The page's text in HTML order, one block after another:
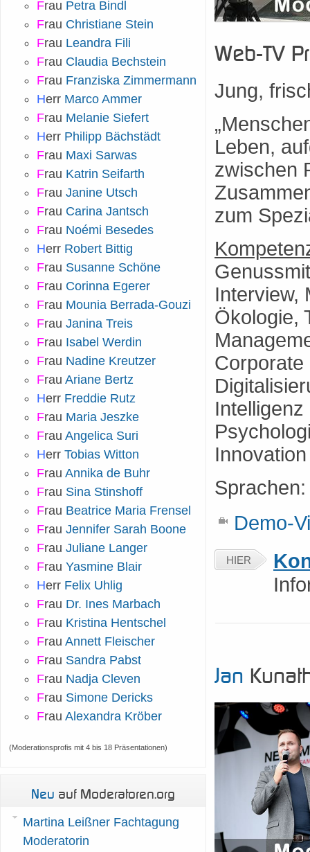
Web-TV
Jung,
Leben,
zwischen
zum
Interview,
Ökologie,
Corporate
Innovation
Demo-
HIER
Jan
Frau Petra Bindl
Frau Christiane Stein
Frau Leandra Fili
Frau Claudia Bechstein
Frau Franziska Zimmermann
Herr Marco Ammer
Frau Melanie Siefert
Herr Philipp Bächstädt
Frau Maxi Sarwas
Frau Katrin Seifarth
Frau Janine Utsch
Frau Carina Jantsch
Frau Noémi Besedes
Herr Robert Bittig
Frau Susanne Schöne
Frau Corinna Egerer
Frau Mounia Berrada-Gouzi
Frau Janina Treis
Frau Isabel Werdin
Frau Nadine Kreutzer
Frau Ariane Bertz
Herr Freddie Rutz
Frau Maria Jeszke
Frau Angelica Suri
Herr Tobias Witton
Frau Annika de Buhr
Frau Sina Stinshoff
Frau Beatrice Maria Frensel
Frau Jennifer Sarah Boone
Frau Juliane Langer
Frau Yasmine Blair
Herr Felix Uhlig
Frau Dr. Ines Marbach
Frau Kristina Hentschel
Frau Annett Fleischer
Frau Sandra Pabst
Frau Nadja Cleven
Frau Simone Dericks
Frau Alexandra Kröber
(Moderationsprofis mit 4 bis 18 Präsentationen)
Neu auf Moderatoren.org
Martina Leißner Fachtagung
Moderatorin